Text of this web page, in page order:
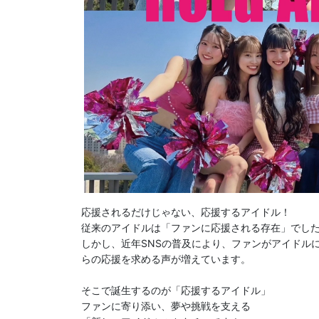
応援されるだけじゃない、応援するアイドル！
従来のアイドルは「ファンに応援される存在」でし
しかし、近年SNSの普及により、ファンがアイド
らの応援を求める声が増えています。
そこで誕生するのが「応援するアイドル」
ファンに寄り添い、夢や挑戦を支える